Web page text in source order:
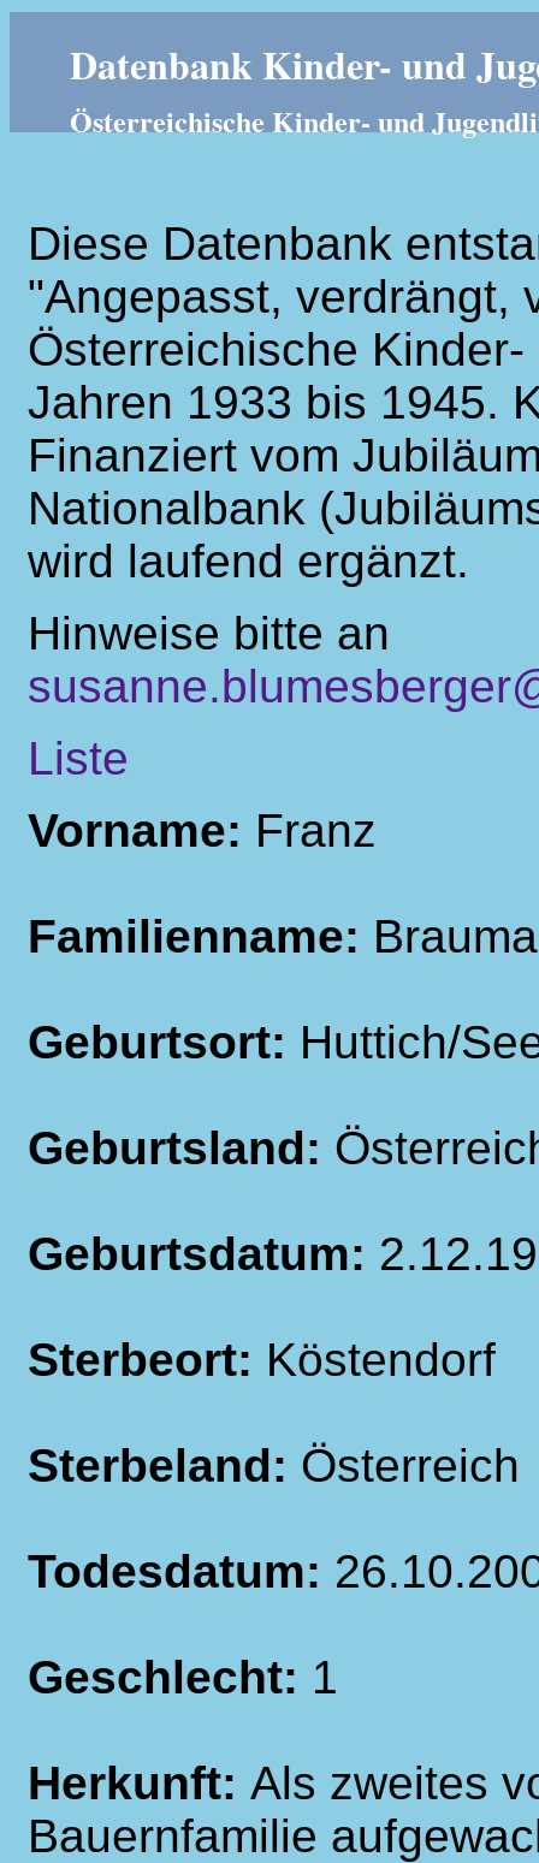
Datenbank Kinder- und
Österreichische Kinder- und
Diese Datenbank
"Angepasst, verdrängt,
Österreichische
Jahren 1933 bis 1945.
Finanziert vom
Nationalbank
wird laufend ergänzt.
Hinweise bitte an
Liste
Vorname: Franz
Familienname:
Geburtsort: Huttich/
Geburtsland:
Geburtsdatum:
Sterbeort: Köstendorf
Sterbeland: Österreich
Todesdatum:
Geschlecht: 1
Herkunft: Als zweites
Bauernfamilie